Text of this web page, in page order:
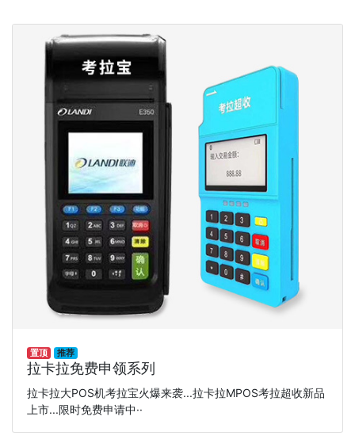
置顶 推荐
拉卡拉免费申领系列
拉卡拉大POS机考拉宝火爆来袭...拉卡拉MPOS考拉超收新品
上市...限时免费申请中··